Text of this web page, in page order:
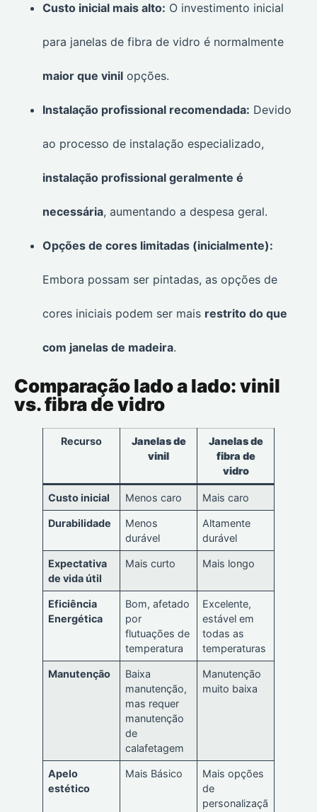
Custo inicial mais alto: O investimento inicial
para janelas de fibra de vidro é normalmente
maior que vinil opções.
Instalação profissional recomendada: Devido
ao processo de instalação especializado,
instalação profissional geralmente é
necessária, aumentando a despesa geral.
Opções de cores limitadas (inicialmente):
Embora possam ser pintadas, as opções de
cores iniciais podem ser mais restrito do que
com janelas de madeira.
Comparação lado a lado: vinil
vs. fibra de vidro
Recurso
Janelas de
vinil
Janelas de
fibra de
vidro
Custo inicial Menos caro Mais caro
Durabilidade
Menos
durável
Altamente
durável
Expectativa
de vida útil
Mais curto Mais longo
Eficiência
Energética
Bom, afetado
por
flutuações de
temperatura
Excelente,
estável em
todas as
temperaturas
Manutenção
Baixa
manutenção,
mas requer
manutenção
de
calafetagem
Manutenção
muito baixa
Apelo
estético
Mais Básico
Mais opções
de
personalizaçã